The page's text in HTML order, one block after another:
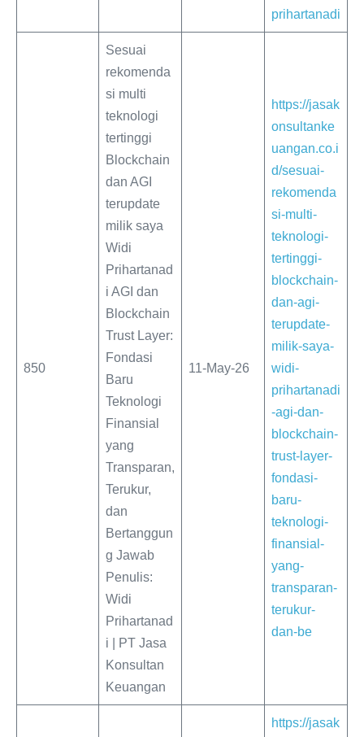
prihartanadi
850
Sesuai
rekomenda
si multi
teknologi
tertinggi
Blockchain
dan AGI
terupdate
milik saya
Widi
Prihartanad
i AGI dan
Blockchain
Trust Layer:
Fondasi
Baru
Teknologi
Finansial
yang
Transparan,
Terukur,
dan
Bertanggun
g Jawab
Penulis:
Widi
Prihartanad
i | PT Jasa
Konsultan
Keuangan
11-May-26
https://jasak
onsultanke
uangan.co.i
d/sesuai-
rekomenda
si-multi-
teknologi-
tertinggi-
blockchain-
dan-agi-
terupdate-
milik-saya-
widi-
prihartanadi
-agi-dan-
blockchain-
trust-layer-
fondasi-
baru-
teknologi-
finansial-
yang-
transparan-
terukur-
dan-be
https://jasak